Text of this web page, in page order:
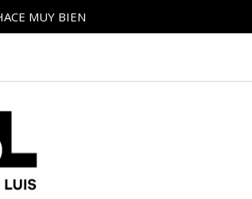
MUY BIEN